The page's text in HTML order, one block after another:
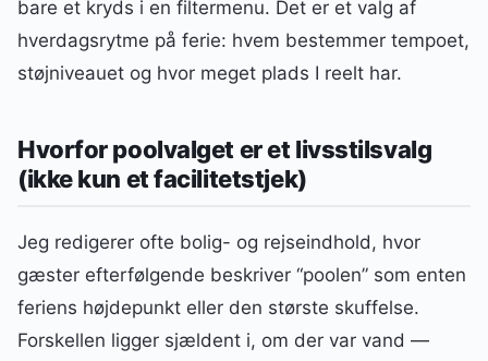
bare et kryds i en filtermenu. Det er et valg af
hverdagsrytme på ferie: hvem bestemmer tempoet,
støjniveauet og hvor meget plads I reelt har.
Hvorfor poolvalget er et livsstilsvalg
(ikke kun et facilitetstjek)
Jeg redigerer ofte bolig- og rejseindhold, hvor
gæster efterfølgende beskriver “poolen” som enten
feriens højdepunkt eller den største skuffelse.
Forskellen ligger sjældent i, om der var vand —